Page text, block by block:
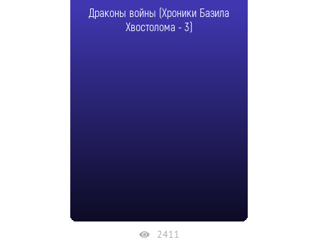
Драконы войны (Хроники Базила
Хвостолома - 3)
2411